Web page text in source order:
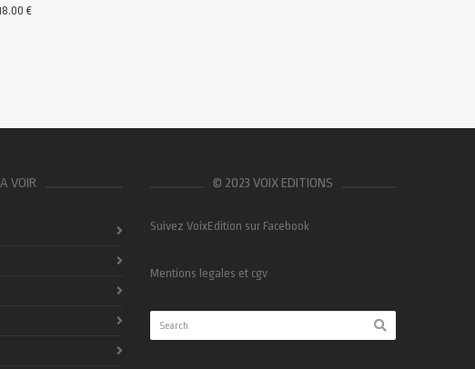
€
VOIR © 2023 VOIX EDITIONS
Suivez VoixEdition sur Facebook
Mentions legales et cgv